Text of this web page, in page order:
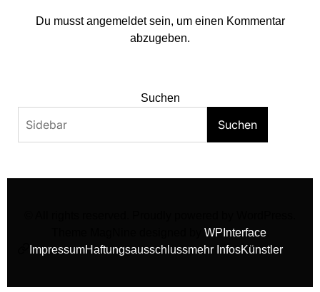
Du musstangemeldetsein, um einen Kommentar
abzugeben.
Suchen
Suchen
WPInterface.
facebook
ImpressumHaftungsausschlussmehr InfosKünstler